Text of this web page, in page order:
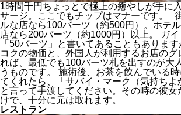
1時間千円ちょっとで極上の癒やしが手に
サージ。ここでもチップはマナーです。
ルな店なら100バーツ（約500円）。ホテ
店なら200バーツ（約1000円）以上。 ガ
「50バーツ」と書いてあることもありま
コクの物価と、外国人が利用するお店のグ
れば、最低でも100バーツ札を出すのが大
うものです。 施術後、お茶を飲んでいる
てくれたら、「サバイ・マーク（気持ちよ
と言って手渡してください。その時の彼女
けで、十分に元は取れます。
レストラン